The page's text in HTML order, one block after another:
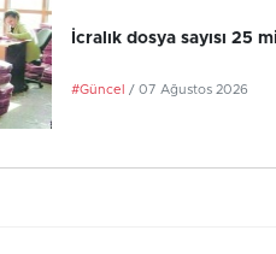
İcralık dosya sayısı 25
#Güncel / 07 Ağustos 2026